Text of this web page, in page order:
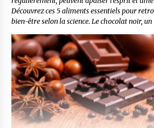
Découvrez ces 5 aliments essentiels pour
bien-être selon la science. Le chocolat noir, un